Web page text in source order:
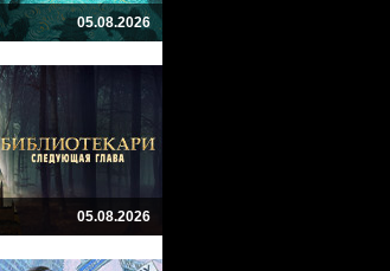
05.08.2026
05.08.2026